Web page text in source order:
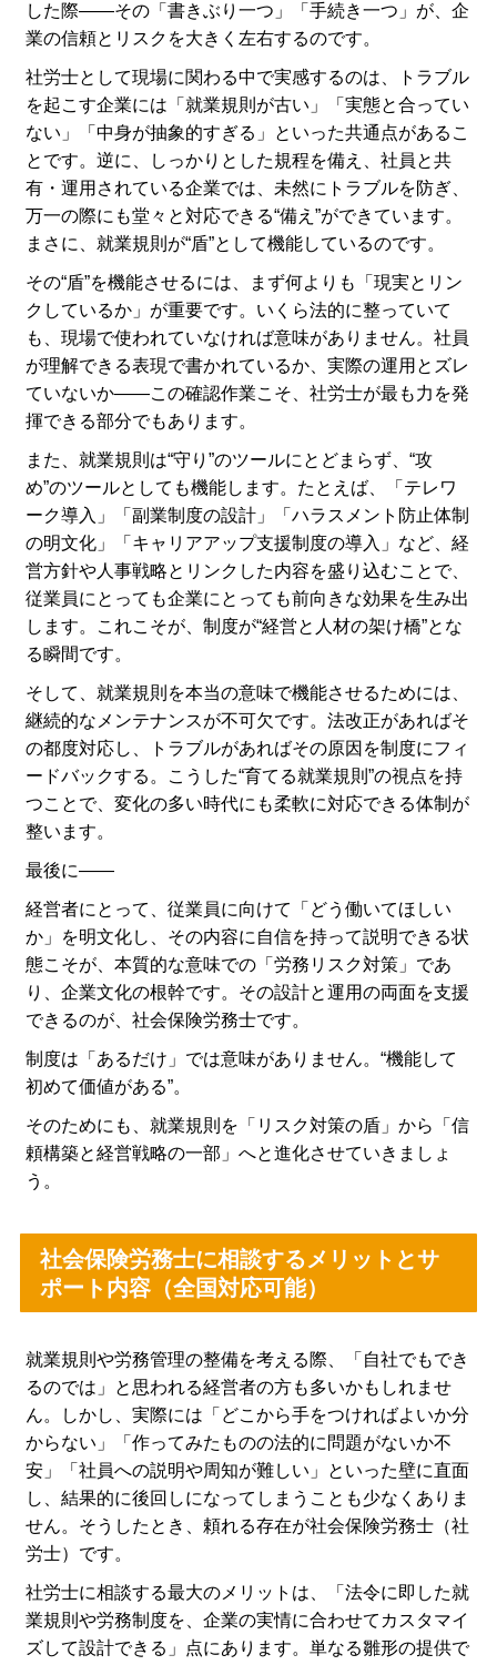
した際――その「書きぶり一つ」「手続き一つ」が、企
業の信頼とリスクを大きく左右するのです。
社労士として現場に関わる中で実感するのは、トラブル
を起こす企業には「就業規則が古い」「実態と合ってい
ない」「中身が抽象的すぎる」といった共通点があるこ
とです。逆に、しっかりとした規程を備え、社員と共
有・運用されている企業では、未然にトラブルを防ぎ、
万一の際にも堂々と対応できる“備え”ができています。
まさに、就業規則が“盾”として機能しているのです。
その“盾”を機能させるには、まず何よりも「現実とリン
クしているか」が重要です。いくら法的に整っていて
も、現場で使われていなければ意味がありません。社員
が理解できる表現で書かれているか、実際の運用とズレ
ていないか――この確認作業こそ、社労士が最も力を発
揮できる部分でもあります。
また、就業規則は“守り”のツールにとどまらず、“攻
め”のツールとしても機能します。たとえば、「テレワ
ーク導入」「副業制度の設計」「ハラスメント防止体制
の明文化」「キャリアアップ支援制度の導入」など、経
営方針や人事戦略とリンクした内容を盛り込むことで、
従業員にとっても企業にとっても前向きな効果を生み出
します。これこそが、制度が“経営と人材の架け橋”とな
る瞬間です。
そして、就業規則を本当の意味で機能させるためには、
継続的なメンテナンスが不可欠です。法改正があればそ
の都度対応し、トラブルがあればその原因を制度にフィ
ードバックする。こうした“育てる就業規則”の視点を持
つことで、変化の多い時代にも柔軟に対応できる体制が
整います。
最後に――
経営者にとって、従業員に向けて「どう働いてほしい
か」を明文化し、その内容に自信を持って説明できる状
態こそが、本質的な意味での「労務リスク対策」であ
り、企業文化の根幹です。その設計と運用の両面を支援
できるのが、社会保険労務士です。
制度は「あるだけ」では意味がありません。“機能して
初めて価値がある”。
そのためにも、就業規則を「リスク対策の盾」から「信
頼構築と経営戦略の一部」へと進化させていきましょ
う。
社会保険労務士に相談するメリットとサ
ポート内容（全国対応可能）
就業規則や労務管理の整備を考える際、「自社でもでき
るのでは」と思われる経営者の方も多いかもしれませ
ん。しかし、実際には「どこから手をつければよいか分
からない」「作ってみたものの法的に問題がないか不
安」「社員への説明や周知が難しい」といった壁に直面
し、結果的に後回しになってしまうことも少なくありま
せん。そうしたとき、頼れる存在が社会保険労務士（社
労士）です。
社労士に相談する最大のメリットは、「法令に即した就
業規則や労務制度を、企業の実情に合わせてカスタマイ
ズして設計できる」点にあります。単なる雛形の提供で